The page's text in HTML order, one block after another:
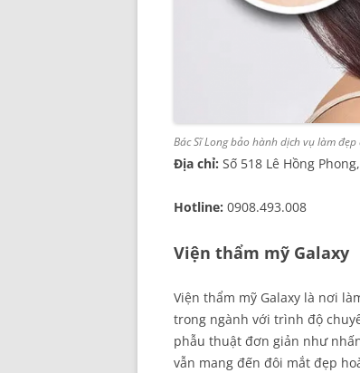
Bác Sĩ Long bảo hành dịch vụ làm
Địa chỉ: Số 518 Lê Hồng
Hotline: 0908.493.008
Viện thẩm mỹ Galaxy
Viện thẩm mỹ Galaxy là nơi
trong ngành với trình độ
phẫu thuật đơn giản như
vẫn mang đến đôi mắt đẹp